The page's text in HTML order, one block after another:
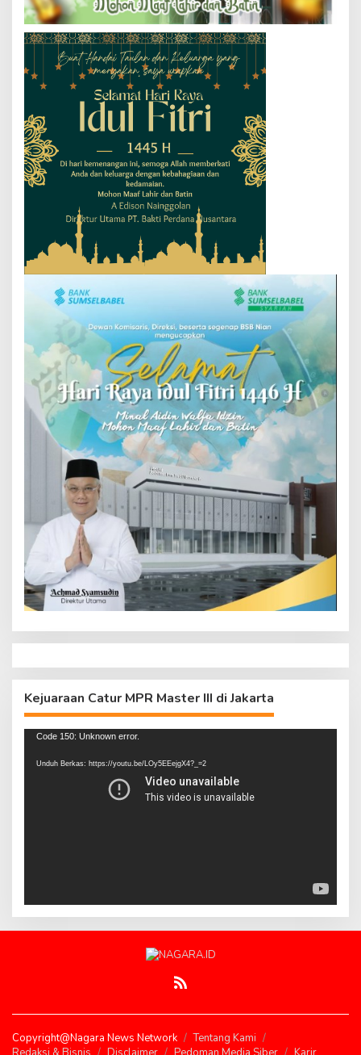
Kejuaraan Catur MPR Master III di Jakarta
Pemutar
Code 150: Unknown error.
Unduh Berkas: https://youtu.be/LOy5EEejgX4?_=2
Copyright@Nagara News Network
Tentang Kami